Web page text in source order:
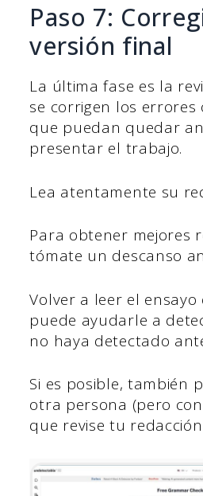
Paso 7:
versión final
La última fase es la
se corrigen los errores
que puedan quedar
presentar el trabajo.
Lea atentamente su
Para obtener mejores
tómate un descanso
Volver a leer el
puede ayudarle a
no haya detectado
Si es posible, también
otra persona (pero
que revise tu